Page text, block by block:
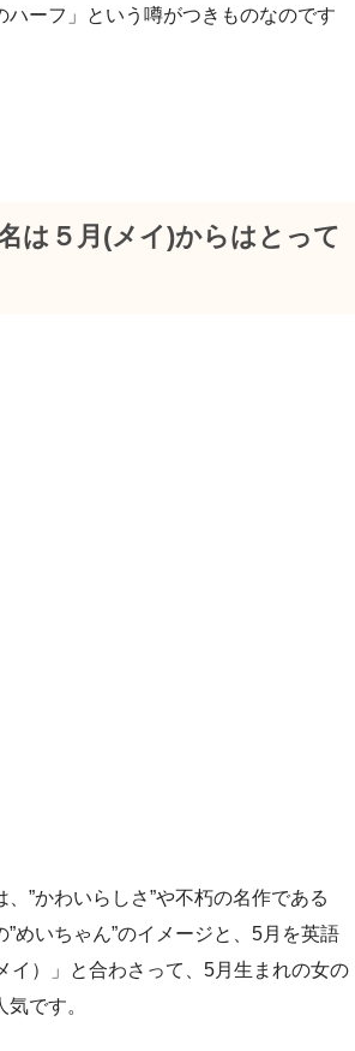
ハーフ」という噂がつきものなのです
は５月(メイ)からはとって
、”かわいらしさ”や不朽の名作である
”めいちゃん”のイメージと、5月を英語
イ）」と合わさって、5月生まれの女の
です。